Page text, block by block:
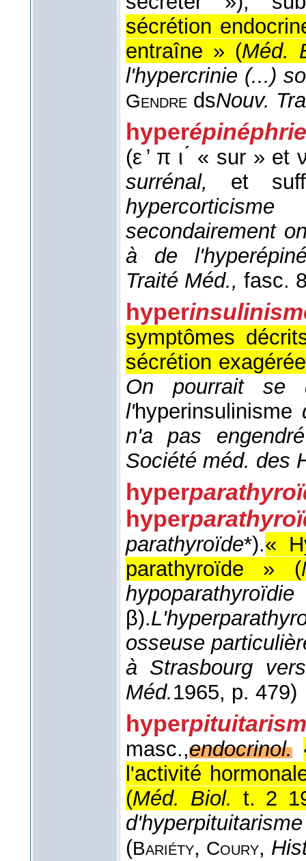
sécrétion
entraîne » (Méd.
l'hypercrinie (...)
Gendre dsNouv.
hyperépinéphrie
(ε ̓ π ι ́ « sur » et
surrénal, et
hypercorticisme
secondairement
à de
Traité Méd., fasc.
hyper
symptômes
sécrétion
On pourrait se
l'hyperinsulinisme
n'a pas
Société méd. des
hyper
hyper
parathyroïde*).«
parathyroïde » (
β).
osseuse
à Strasbourg
Méd.1965, p. 479)
hyper
masc.,endocrinol.
l'activité
(Méd. Biol. t. 2
(Bariéty, Coury,